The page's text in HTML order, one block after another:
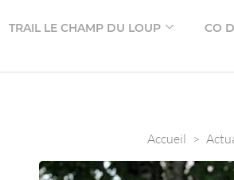
TRAIL LE CHAMP DU LOUP CO
Accueil >